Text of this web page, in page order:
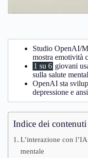
Studio OpenAI/
mostra emotività
1 su 6 giovani
sulla salute
OpenAI sta
depressione e
Indice dei contenuti
L’interazione con
mentale